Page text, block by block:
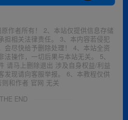
作者所有！ 2、本站仅提供信息存储
担相关法律责任。 3、本内容若侵犯
会尽快给予删除处理！ 4、本站全资
操作，一切后果与本站无关。 5、
请马上删除退出 涉及自身权益/利益
发现请向客服举报。 6、本教程仅供
和作者 官网 无关
THE END